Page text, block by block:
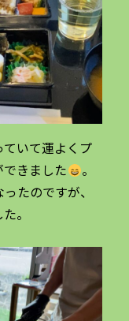
いて運よくプ
きました
。
たのですが、
。